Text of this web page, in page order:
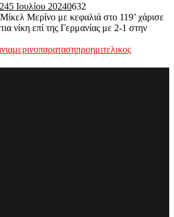
5 Ιουλίου 20240632
Μερίνο με κεφαλιά στο 119’ χάρισε
νίκη επί της Γερμανίας με 2-1 στην
μερινοπαρατασηπροημιτελικος